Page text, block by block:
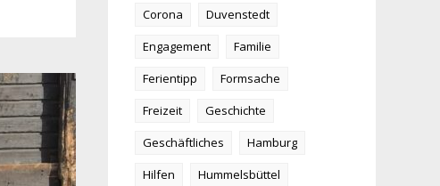
Corona
Duvenstedt
Engagement
Familie
Ferientipp
Formsache
Freizeit
Geschichte
Geschäftliches
Hamburg
Hilfen
Hummelsbüttel